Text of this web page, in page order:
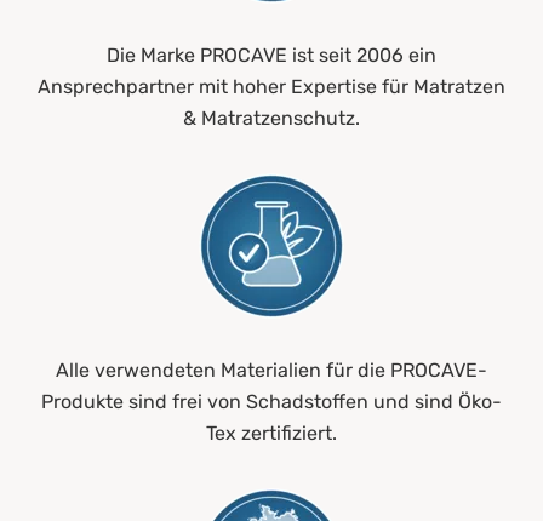
Die Marke PROCAVE ist seit 2006 ein
Ansprechpartner mit hoher Expertise für Matratzen
& Matratzenschutz.
Alle verwendeten Materialien für die PROCAVE-
Produkte sind frei von Schadstoffen und sind Öko-
Tex zertifiziert.